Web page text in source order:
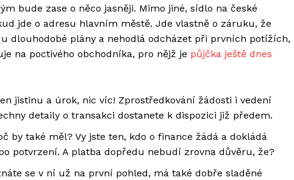
bude zase o něco jasněji. Mimo jiné, sídlo na české
jde o adresu hlavním městě. Jde vlastně o záruku, že
dlouhodobé plány a nehodlá odcházet při prvních potížích,
na poctivého obchodníka, pro nějž je půjčka ještě dnes
jistinu a úrok, nic víc! Zprostředkování žádosti i vedení
detaily o transakci dostanete k dispozici již předem.
by také měl? Vy jste ten, kdo o finance žádá a dokládá
potvrzení. A platba dopředu nebudí zrovna důvěru, že?
se v ní už na první pohled, má také dobře sladěné